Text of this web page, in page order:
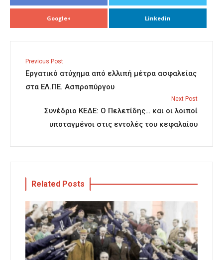
Google+ Linkedin
Previous Post
Εργατικό ατύχημα από ελλιπή μέτρα ασφαλείας
στα ΕΛ.ΠΕ. Ασπροπύργου
Next Post
Συνέδριο ΚΕΔΕ: Ο Πελετίδης… και οι λοιποί
υποταγμένοι στις εντολές του κεφαλαίου
Related Posts